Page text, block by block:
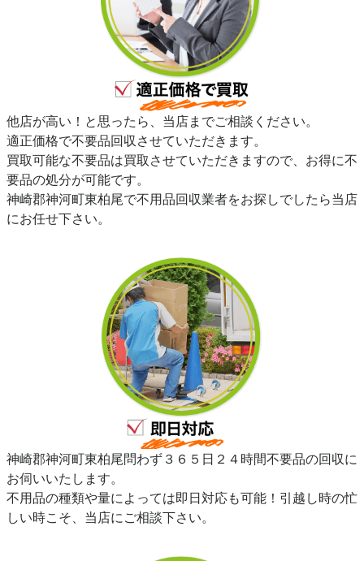
他店が高い！と思ったら、当店までご相談ください。
適正価格で不要品回収させていただきます。
買取可能な不要品は買取させていただきますので、お得に不
要品の処分が可能です。
神崎郡神河町東柏尾で不用品回収業者をお探しでしたら当店
にお任せ下さい。
神崎郡神河町東柏尾問わず３６５日２４時間不要品の回収に
お伺いいたします。
不用品の種類や量によっては即日対応も可能！引越し時の忙
しい時こそ、当店にご相談下さい。